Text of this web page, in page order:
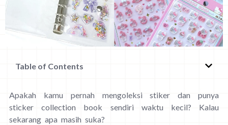
Table of Contents
Apakah kamu pernah mengoleksi stiker dan punya
sticker collection book sendiri waktu kecil? Kalau
sekarang apa masih suka?